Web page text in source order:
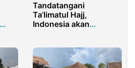
Tandatangani
Ta’limatul Hajj,
Indonesia akan